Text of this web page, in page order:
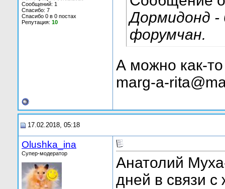
Сообщений: 1
Спасибо: 7
Спасибо 0 в 0 постах
Репутация: 10
Дормидонд -
форумчан.
А можно как-
marg-a-
17.02.2018, 05:18
Olushka_ina
Супер-модератор
Анатолий
дней в связи